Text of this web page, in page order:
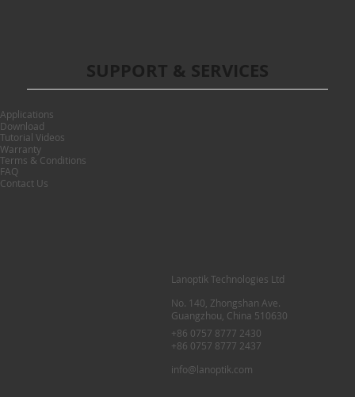
Lanoptik Technologies Ltd
No. 140, Zhongshan Ave.
Guangzhou, China 510630
+86 0757 8777 2430
+86 0757 8777 2437
info@lanoptik.com
Applications
Download
Tutorial Videos
Warranty
Terms & Conditions
FAQ
Contact Us
SUPPORT & SERVICES